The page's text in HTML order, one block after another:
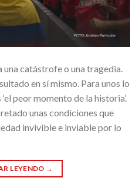
una catástrofe o una tragedia.
en sí mismo. Para unos lo
peor momento de la historia’.
unas condiciones que
invivible e inviable por lo
LEYENDO →